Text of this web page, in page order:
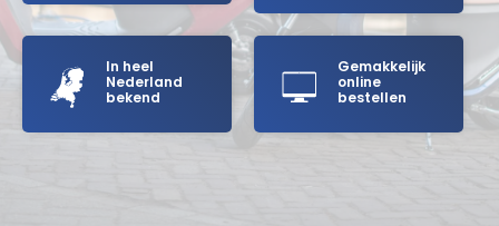
In heel
Nederland
bekend
Gemakkelijk
online
bestellen